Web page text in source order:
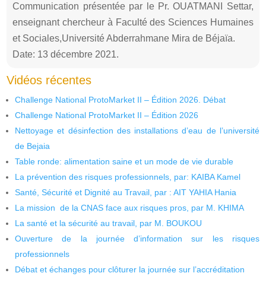
Communication présentée par le Pr. OUATMANI Settar,
enseignant chercheur à Faculté des Sciences Humaines
et Sociales,Université Abderrahmane Mira de Béjaïa.
Date: 13 décembre 2021.
Vidéos récentes
Challenge National ProtoMarket II – Édition 2026. Débat
Challenge National ProtoMarket II – Édition 2026
Nettoyage et désinfection des installations d’eau de l’université
de Bejaia
Table ronde: alimentation saine et un mode de vie durable
La prévention des risques professionnels, par: KAIBA Kamel
Santé, Sécurité et Dignité au Travail, par : AIT YAHIA Hania
La mission de la CNAS face aux risques pros, par M. KHIMA
La santé et la sécurité au travail, par M. BOUKOU
Ouverture de la journée d’information sur les risques
professionnels
Débat et échanges pour clôturer la journée sur l’accréditation